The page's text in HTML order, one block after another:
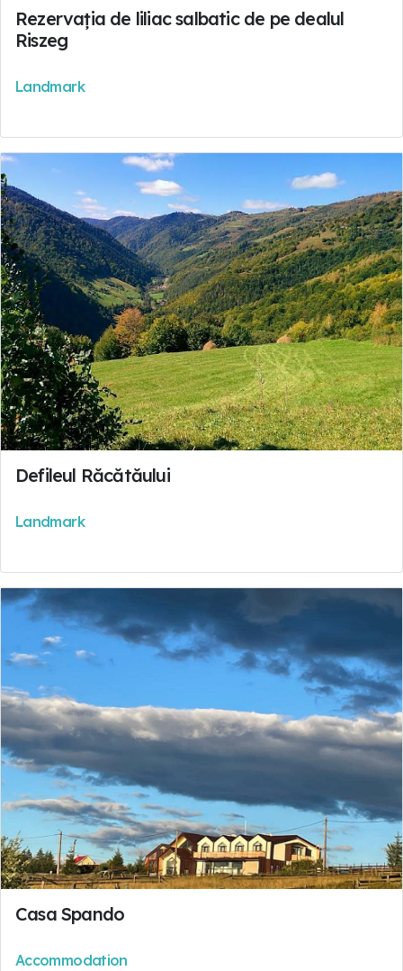
Rezervația de liliac salbatic de pe dealul
Riszeg
Landmark
Defileul Răcătăului
Landmark
Casa Spando
Accommodation